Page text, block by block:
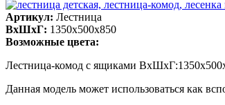
Артикул: Лестница
ВхШхГ: 1350х500х850
Возможные цвета:
Лестница-комод с ящиками
Данная модель может использоваться как